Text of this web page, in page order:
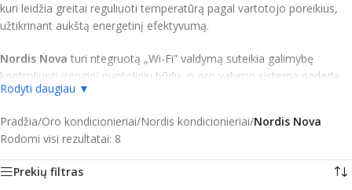
kuri leidžia greitai reguliuoti temperatūrą pagal vartotojo poreikius,
užtikrinant aukštą energetinį efektyvumą.
Nordis Nova turi ntegruotą „Wi-Fi” valdymą suteikia galimybę
kontroliuoti įrenginį nuotoliniu būdu, o oro valymo sistema padeda
palaikyti sveiką ir švarų orą patalpose. Tai puikus pasirinkimas tiek
komfortą ir sveiką aplinką.
Rodyti daugiau ▼
Pradžia/Oro kondicionieriai/Nordis kondicionieriai/Nordis Nova
Rodomi visi rezultatai: 8
Prekių filtras